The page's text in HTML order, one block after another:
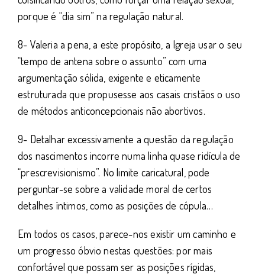
porque é “dia sim” na regulação natural.
8- Valeria a pena, a este propósito, a Igreja usar o seu
“tempo de antena sobre o assunto” com uma
argumentação sólida, exigente e eticamente
estruturada que propusesse aos casais cristãos o uso
de métodos anticoncepcionais não abortivos.
9- Detalhar excessivamente a questão da regulação
dos nascimentos incorre numa linha quase ridícula de
“prescrevisionismo”. No limite caricatural, pode
perguntar-se sobre a validade moral de certos
detalhes íntimos, como as posições de cópula…
Em todos os casos, parece-nos existir um caminho e
um progresso óbvio nestas questões: por mais
confortável que possam ser as posições rígidas,